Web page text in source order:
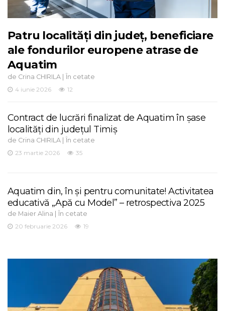
Patru localități din județ, beneficiare
ale fondurilor europene atrase de
Aquatim
de Crina CHIRILA | În cetate
4 iunie 2026
12
Contract de lucrări finalizat de Aquatim în șase
localități din județul Timiș
de Crina CHIRILA | În cetate
23 martie 2026
35
Aquatim din, în și pentru comunitate! Activitatea
educativă „Apă cu Model” – retrospectiva 2025
de Maier Alina | În cetate
20 februarie 2026
19